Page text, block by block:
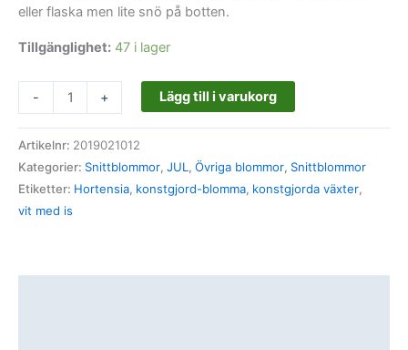
eller flaska men lite snö på botten.
Tillgänglighet: 47 i lager
- + Lägg till i varukorg
Artikelnr: 2019021012
Kategorier: Snittblommor, JUL, Övriga blommor, Snittblommor
Etiketter: Hortensia, konstgjord-blomma, konstgjorda växter,
vit med is